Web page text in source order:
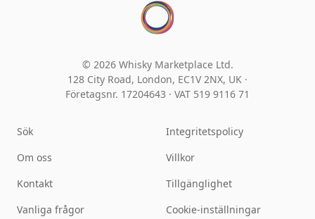
© 2026 Whisky Marketplace Ltd.
128 City Road, London, EC1V 2NX, UK ·
Företagsnr. 17204643 · VAT 519 9116 71
Sök
Om oss
Kontakt
Vanliga frågor
Integritetspolicy
Villkor
Tillgänglighet
Cookie-inställningar